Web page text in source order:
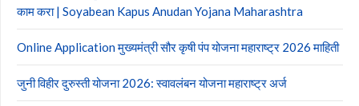
काम करा | Soyabean Kapus Anudan Yojana Maharashtra
Online Application मुख्यमंत्री सौर कृषी पंप योजना महाराष्ट्र 2026 माहिती
जुनी विहीर दुरुस्ती योजना 2026: स्वावलंबन योजना महाराष्ट्र अर्ज